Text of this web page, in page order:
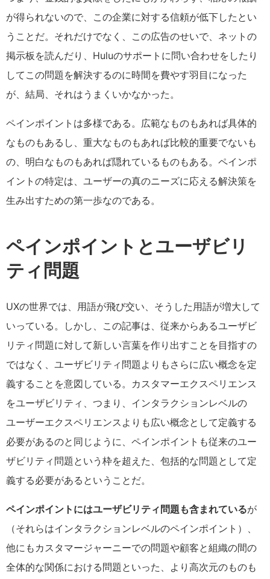
が得られないので、この企業に対する信頼が低下したとい
うことだ。それだけでなく、この広告のせいで、ネットの
掲示板を読んだり、Huluのサポートに問い合わせをしたり
してこの問題を解決するのに時間を費やす羽目になった
が、結局、それはうまくいかなかった。
ペインポイントは多様である。広範なものもあれば具体的
なものもあるし、重大なものもあれば比較的重要でないも
の、明白なものもあれば隠れているものもある。ペインポ
イントの特定は、ユーザーの真のニーズに応える解決策を
生み出すための第一歩なのである。
ペインポイントとユーザビリ
ティ問題
UXの世界では、用語が飛び交い、そうした用語が増大して
いっている。しかし、この記事は、従来からあるユーザビ
リティ問題に対して新しい言葉を作り出すことを目指すの
ではなく、ユーザビリティ問題よりもさらに広い概念を定
義することを意図している。カスタマーエクスペリエンス
をユーザビリティ、つまり、インタラクションレベルの
ユーザーエクスペリエンスよりも広い概念として定義する
必要があるのと同じように、ペインポイントも従来のユー
ザビリティ問題という枠を超えた、包括的な問題として定
義する必要があるということだ。
ペインポイントにはユーザビリティ問題も含まれているが
（それらはインタラクションレベルのペインポイント）、
他にもカスタマージャーニーでの問題や顧客と組織の間の
全体的な関係における問題といった、より高次元のものも